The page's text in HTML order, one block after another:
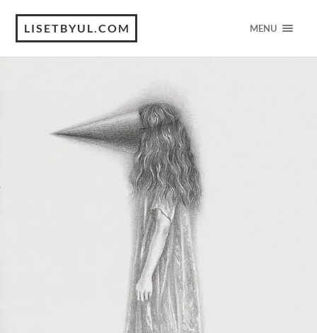
LISETBYUL.COM MENU